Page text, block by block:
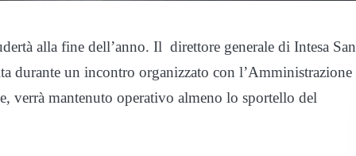
alla fine dell’anno. Il direttore generale di Intesa San
durante un incontro organizzato con l’Amministrazione
verrà mantenuto operativo almeno lo sportello del